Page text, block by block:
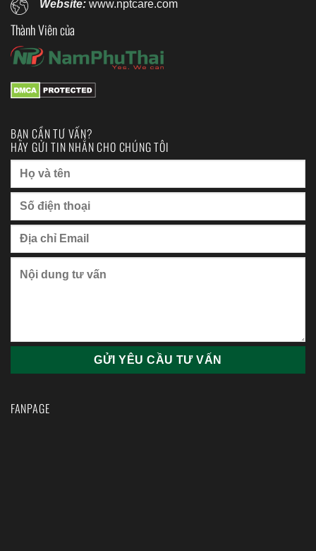
Website:www.nptcare.com
Thành Viên của
BẠN CẦN TƯ VẤN?
HÃY GỬI TIN NHẮN CHO CHÚNG TÔI
FANPAGE